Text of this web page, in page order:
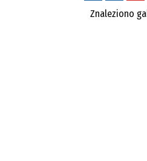
Znaleziono